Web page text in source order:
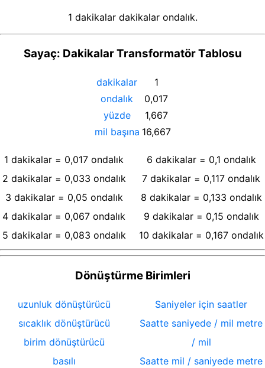
1 dakikalar dakikalar ondalık.
Sayaç: Dakikalar Transformatör Tablosu
dakikalar
1
ondalık
0,017
yüzde
1,667
mil başına 16,667
1 dakikalar = 0,017 ondalık
2 dakikalar= 0,033 ondalık
3 dakikalar= 0,05 ondalık
4 dakikalar = 0,067 ondalık
5 dakikalar= 0,083 ondalık
6 dakikalar= 0,1 ondalık
7 dakikalar = 0,117 ondalık
8 dakikalar= 0,133 ondalık
9 dakikalar= 0,15 ondalık
10 dakikalar= 0,167 ondalık
Dönüştürme Birimleri
uzunluk dönüştürücü
sıcaklık dönüştürücü
birim dönüştürücü
basılı
Saniyeler için saatler
Saatte saniyede / mil metre
/ mil
Saatte mil / saniyede metre